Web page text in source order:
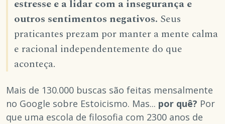
estresse e a lidar com a insegurança e
outros sentimentos negativos. Seus
praticantes prezam por manter a mente calma
e racional independentemente do que
aconteça.
Mais de 130.000 buscas são feitas mensalmente
no Google sobre Estoicismo. Mas... por quê? Por
que uma escola de filosofia com 2300 anos de